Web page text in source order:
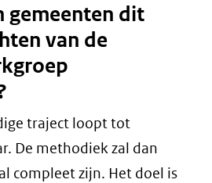
gemeenten dit
van de
traject loopt tot
De methodiek zal dan
compleet zijn. Het doel is